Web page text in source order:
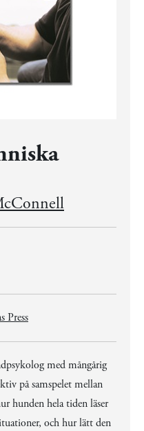
Press
med mångårig
på samspelet mellan
hunden hela tiden läser
och hur lätt den